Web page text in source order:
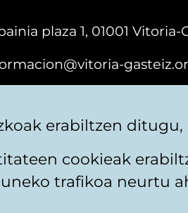
plaza 1, 01001 Vitoria-
erabiltzen
cookieak
trafikoa neurtu